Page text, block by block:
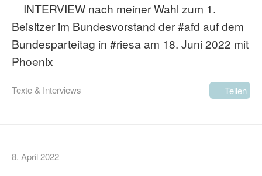
INTERVIEW nach meiner Wahl zum 1.
Beisitzer im Bundesvorstand der #afd auf dem
Bundesparteitag in #riesa am 18. Juni 2022 mit
Phoenix
Texte & Interviews Teilen
8. April 2022